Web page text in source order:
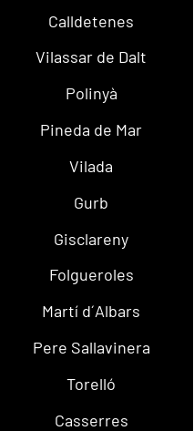
Calldetenes
Vilassar de Dalt
Polinyà
Pineda de Mar
Vilada
Gurb
Gisclareny
Folgueroles
Martí d´Albars
Pere Sallavinera
Torelló
Casserres